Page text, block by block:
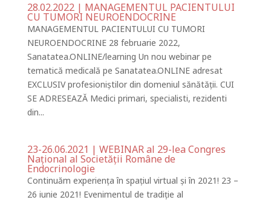
28.02.2022 | MANAGEMENTUL PACIENTULUI
CU TUMORI NEUROENDOCRINE
MANAGEMENTUL PACIENTULUI CU TUMORI
NEUROENDOCRINE 28 februarie 2022,
Sanatatea.ONLINE/learning Un nou webinar pe
tematică medicală pe Sanatatea.ONLINE adresat
EXCLUSIV profesioniștilor din domeniul sănătății. CUI
SE ADRESEAZĂ Medici primari, specialisti, rezidenti
din...
23-26.06.2021 | WEBINAR al 29-lea Congres
Național al Societății Române de
Endocrinologie
Continuăm experiența în spațiul virtual și în 2021! 23 –
26 iunie 2021! Evenimentul de tradiție al